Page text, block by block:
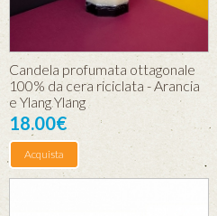
Candela profumata ottagonale
100% da cera riciclata - Arancia
e Ylang Ylang
18.00€
Acquista